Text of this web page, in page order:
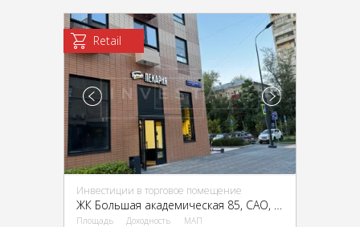
Retail
Инвестиции в торговое помещение
Площадь Доходность МАП